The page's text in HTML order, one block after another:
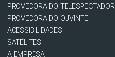
PROVEDORA DO TELESPECTADOR
PROVEDORA DO OUVINTE
ACESSIBILIDADES
SATÉLITES
A EMPRESA